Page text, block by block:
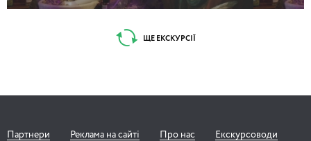
ЩЕ ЕКСКУРСІЇ
Партнери Реклама на сайті Про нас
Екскурсоводи